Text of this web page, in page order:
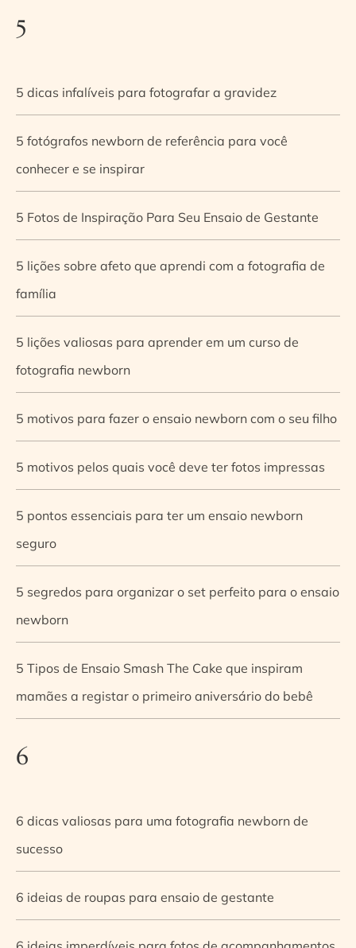
5
5 dicas infalíveis para fotografar a gravidez
5 fotógrafos newborn de referência para você
conhecer e se inspirar
5 Fotos de Inspiração Para Seu Ensaio de Gestante
5 lições sobre afeto que aprendi com a fotografia de
família
5 lições valiosas para aprender em um curso de
fotografia newborn
5 motivos para fazer o ensaio newborn com o seu filho
5 motivos pelos quais você deve ter fotos impressas
5 pontos essenciais para ter um ensaio newborn
seguro
5 segredos para organizar o set perfeito para o ensaio
newborn
5 Tipos de Ensaio Smash The Cake que inspiram
mamães a registar o primeiro aniversário do bebê
6
6 dicas valiosas para uma fotografia newborn de
sucesso
6 ideias de roupas para ensaio de gestante